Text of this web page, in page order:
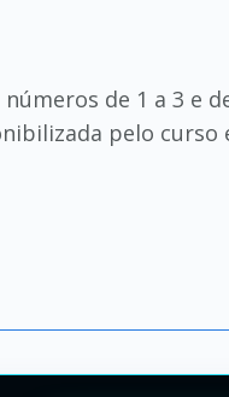
de 1 a 3 e
pelo curso